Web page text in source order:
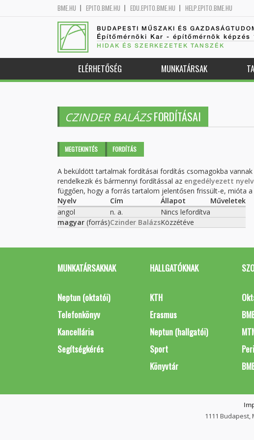
BME.HU EPITO.BME.HU EDU.EPITO.BME.HU HELP.EPITO.BME.HU
BUDAPESTI MŰSZAKI ÉS
Építőmérnöki Kar - építőmérnök képzés
HIDAK ÉS SZERKEZETEK TANSZÉK
ELÉRHETŐSÉG MUNKATÁRSAK
CZINDER BALÁZSFORDÍTÁSAI
Elsődleges fülek
MEGTEKINTÉS FORDÍTÁS
A beküldött tartalmak fordításai fordítás csomagokba
rendelkezik és bármennyi fordítással az engedélyezett
függően, hogy a forrás tartalom jelentősen frissült-e, mióta
Nyelv
Cím Állapot
Műveletek
angol
n. a.
Nincs lefordítva
magyar (forrás)Czinder BalázsKözzétéve
MUNKATÁRSAKNAK
Neptun (oktatói)
Telefonkönyv
Kancellária
Segítségkérés
HALLGATÓKNAK
KTH
Erasmus
Neptun (hallgatói)
Sport
Könyvtár
1111 Budapest,